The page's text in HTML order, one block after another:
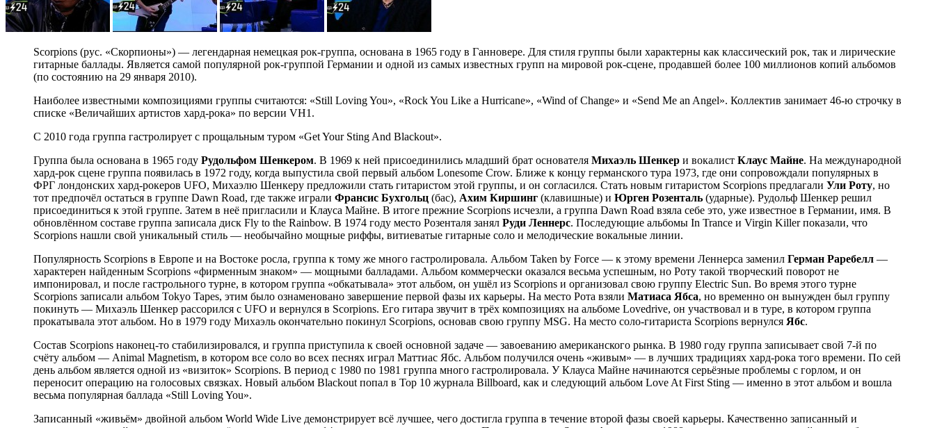
Scorpions (рус. «Скорпионы») — легендарная немецкая рок-группа, основана в 1965 году в Ганновере. Для стиля группы были характерны как классический рок, так и лирические
гитарные баллады. Является самой популярной рок-группой Германии и одной из самых известных групп на мировой рок-сцене, продавшей более 100 миллионов копий альбомов
(по состоянию на 29 января 2010).
Наиболее известными композициями группы считаются: «Still Loving You», «Rock You Like a Hurricane», «Wind of Change» и «Send Me an Angel». Коллектив занимает 46-ю строчку в
списке «Величайших артистов хард-рока» по версии VH1.
С 2010 года группа гастролирует с прощальным туром «Get Your Sting And Blackout».
Группа была основана в 1965 году Рудольфом Шенкером. В 1969 к ней присоединились младший брат основателя Михаэль Шенкер и вокалист Клаус Майне. На международной
хард-рок сцене группа появилась в 1972 году, когда выпустила свой первый альбом Lonesome Crow. Ближе к концу германского тура 1973, где они сопровождали популярных в
ФРГ лондонских хард-рокеров UFO, Михаэлю Шенкеру предложили стать гитаристом этой группы, и он согласился. Стать новым гитаристом Scorpions предлагали Ули Роту, но
тот предпочёл остаться в группе Dawn Road, где также играли Франсис Бухгольц (бас), Ахим Киршинг (клавишные) и Юрген Розенталь (ударные). Рудольф Шенкер решил
присоединиться к этой группе. Затем в неё пригласили и Клауса Майне. В итоге прежние Scorpions исчезли, а группа Dawn Road взяла себе это, уже известное в Германии, имя. В
обновлённом составе группа записала диск Fly to the Rainbow. В 1974 году место Розенталя занял Руди Леннерс. Последующие альбомы In Trance и Virgin Killer показали, что
Scorpions нашли свой уникальный стиль — необычайно мощные риффы, витиеватые гитарные соло и мелодические вокальные линии.
Популярность Scorpions в Европе и на Востоке росла, группа к тому же много гастролировала. Альбом Taken by Force — к этому времени Леннерса заменил Герман Раребелл —
характерен найденным Scorpions «фирменным знаком» — мощными балладами. Альбом коммерчески оказался весьма успешным, но Роту такой творческий поворот не
импонировал, и после гастрольного турне, в котором группа «обкатывала» этот альбом, он ушёл из Scorpions и организовал свою группу Electric Sun. Во время этого турне
Scorpions записали альбом Tokyo Tapes, этим было ознаменовано завершение первой фазы их карьеры. На место Рота взяли Матиаса Ябса, но временно он вынужден был группу
покинуть — Михаэль Шенкер рассорился с UFO и вернулся в Scorpions. Его гитара звучит в трёх композициях на альбоме Lovedrive, он участвовал и в туре, в котором группа
прокатывала этот альбом. Но в 1979 году Михаэль окончательно покинул Scorpions, основав свою группу MSG. На место соло-гитариста Scorpions вернулся Ябc.
Состав Scorpions наконец-то стабилизировался, и группа приступила к своей основной задаче — завоеванию американского рынка. В 1980 году группа записывает свой 7-й по
счёту альбом — Animal Magnetism, в котором все соло во всех песнях играл Маттиас Ябс. Альбом получился очень «живым» — в лучших традициях хард-рока того времени. По сей
день альбом является одной из «визиток» Scorpions. В период с 1980 по 1981 группа много гастролировала. У Клауса Майне начинаются серьёзные проблемы с горлом, и он
переносит операцию на голосовых связках. Новый альбом Blackout попал в Top 10 журнала Billboard, как и следующий альбом Love At First Sting — именно в этот альбом и вошла
весьма популярная баллада «Still Loving You».
Записанный «живьём» двойной альбом World Wide Live демонстрирует всё лучшее, чего достигла группа в течение второй фазы своей карьеры. Качественно записанный и